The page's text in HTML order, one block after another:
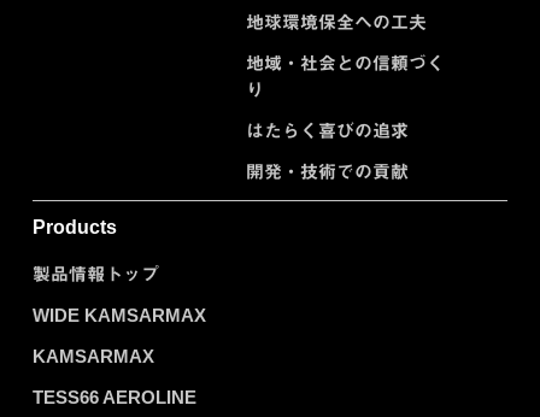
地球環境保全への工夫
地域・社会との信頼づく
り
はたらく喜びの追求
開発・技術での貢献
Products
製品情報トップ
WIDE KAMSARMAX
KAMSARMAX
TESS66 AEROLINE